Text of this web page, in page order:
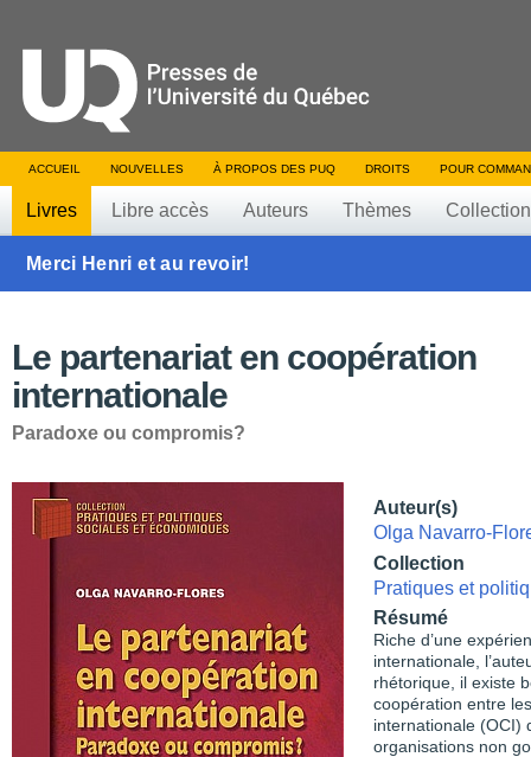
ACCUEIL NOUVELLES À PROPOS DES PUQ DROITS POUR
Livres Libre accès Auteurs Thèmes
Merci Henri et au revoir!
Le partenariat en coopération
internationale
Paradoxe ou compromis?
Auteur(s)
Olga Navarro-
Collection
Pratiques et
Résumé
Riche d’une
internationale,
rhétorique, il existe
coopération entre
internationale (OCI)
organisations non